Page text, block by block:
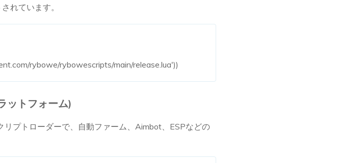
れています。
rybowe/rybowescripts/main/release.lua'))
ットフォーム)
プトローダーで、自動ファーム、Aimbot、ESPなどの